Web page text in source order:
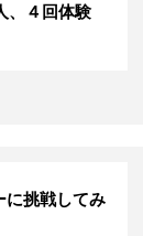
、４回体験
に挑戦してみ